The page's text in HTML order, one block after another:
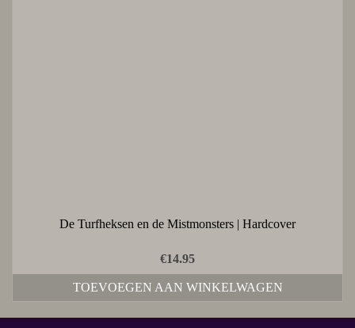
De Turfheksen en de Mistmonsters | Hardcover
€14.95
TOEVOEGEN AAN WINKELWAGEN